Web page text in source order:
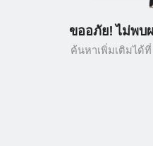
ขออภัย! ไม่พบ
ค้นหาเพิ่มเติมได้ที่